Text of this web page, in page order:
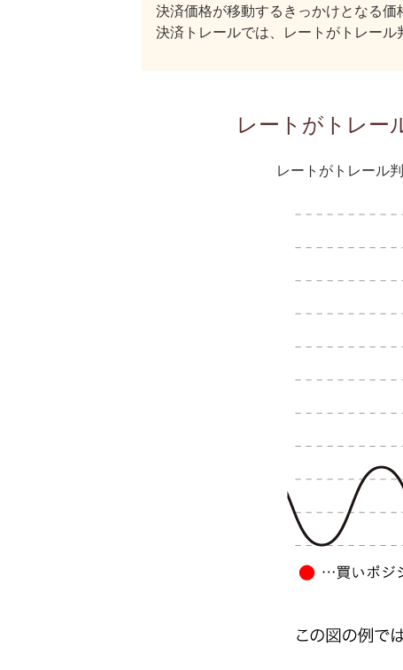
決済価格が移動するきっかけとなる価
決済トレールでは、レートがトレール
レートがトレー
レートがトレール